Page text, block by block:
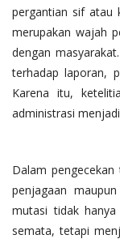
pergantian sif atau
merupakan wajah
dengan
terhadap laporan,
Karena itu,
administrasi
Dalam
penjagaan
mutasi tidak
semata, tetapi